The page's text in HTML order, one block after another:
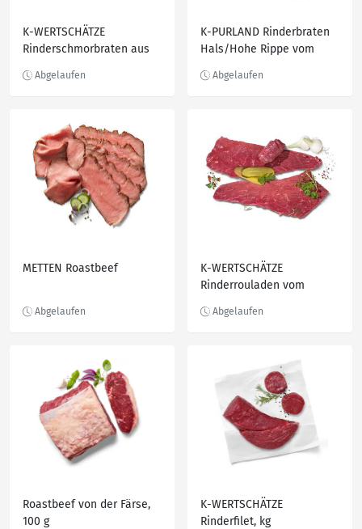
K-WERTSCHÄTZE
Rinderschmorbraten aus
kg
K-PURLAND Rinderbraten
Hals/Hohe Rippe vom
METTEN Roastbeef
K-WERTSCHÄTZE
Rinderrouladen vom
Roastbeef von der Färse,
100 g
K-WERTSCHÄTZE
Rinderfilet, kg